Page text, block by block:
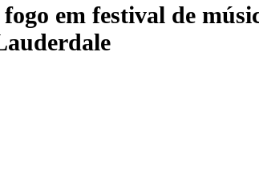
em festival de